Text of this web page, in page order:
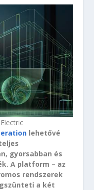
lehetővé
gyorsabban és
A platform – az
rendszerek
a két